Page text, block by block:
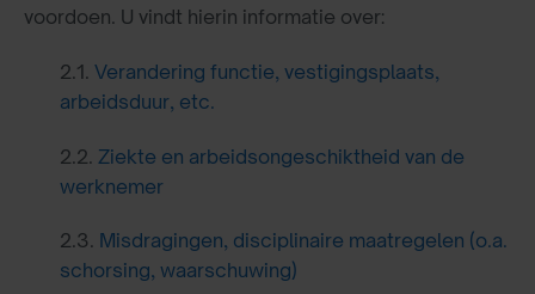
voordoen. U vindt hierin informatie over:
2.1. Verandering functie, vestigingsplaats,
arbeidsduur, etc.
2.2. Ziekte en arbeidsongeschiktheid van de
werknemer
2.3. Misdragingen, disciplinaire maatregelen (o.a.
schorsing, waarschuwing)